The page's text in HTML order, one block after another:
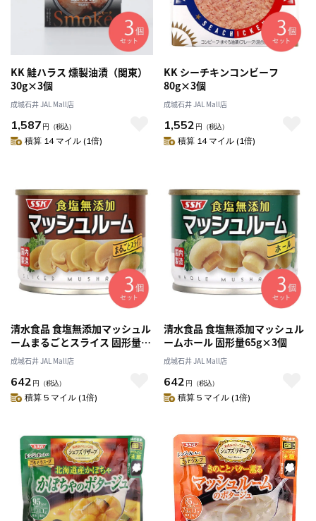
KK 鮭ハラス 燻製油漬（関東）
30g×3個
成城石井 JAL Mall店
1,587 円 （税込）
積算 14 マイル (1倍)
KK シーチキンコンビーフ
80g×3個
成城石井 JAL Mall店
1,552 円 （税込）
積算 14 マイル (1倍)
清水食品 食塩無添加マッシュル
ームまるごとスライス 固形量
65g×3個
成城石井 JAL Mall店
642 円 （税込）
積算 5 マイル (1倍)
清水食品 食塩無添加マッシュル
ームホール 固形量65g×3個
成城石井 JAL Mall店
642 円 （税込）
積算 5 マイル (1倍)